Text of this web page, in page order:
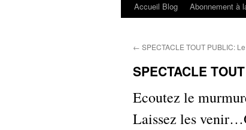
Aller
contenu
Accueil Blog Abonnement à
← SPECTACLE TOUT PUBLIC:
SPECTACLE
Ecoutez le
Laissez les